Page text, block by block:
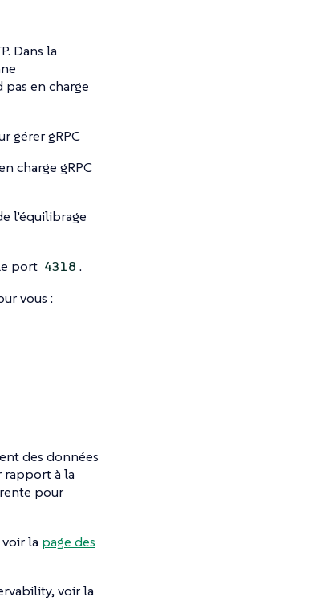
Dans la
en charge
gérer gRPC
charge gRPC
l’équilibrage
port 4318 .
vous :
des données
rapport à la
pour
la page des
voir la